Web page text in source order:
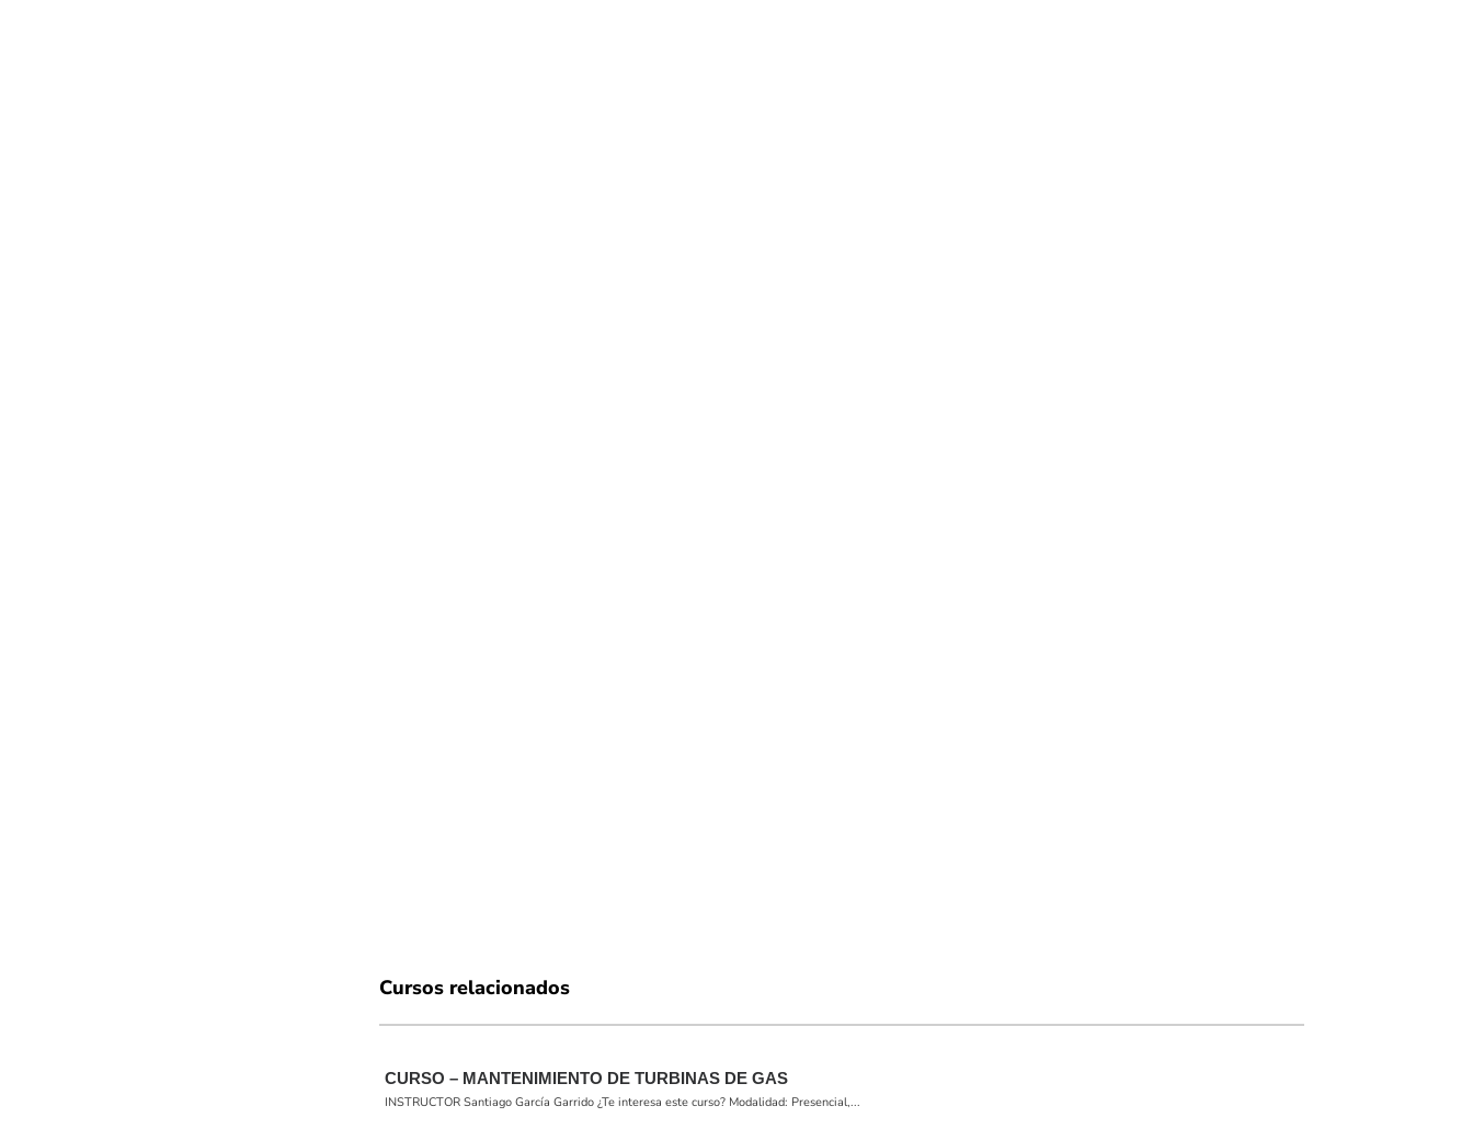
Cursos relacionados
CURSO – MANTENIMIENTO DE TURBINAS DE GAS
INSTRUCTOR Santiago García Garrido ¿Te interesa este curso? Modalidad: Presencial,...